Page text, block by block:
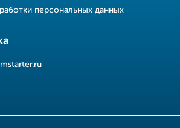
персональных данных